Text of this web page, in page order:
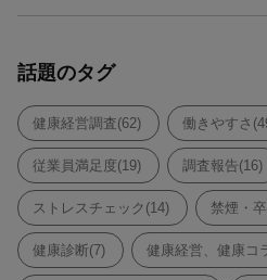
話題のタグ
健康経営調査(62) 働きやすさ
従業員満足度(19) 調査報告(16)
ストレスチェック(14) 禁煙・
健康診断(7) 健康経営、健康コ